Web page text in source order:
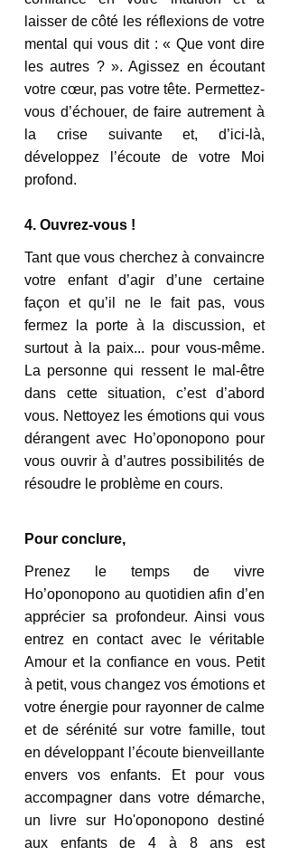
laisser de côté les réflexions de votre
mental qui vous dit : « Que vont dire
les autres ? ». Agissez en écoutant
votre cœur, pas votre tête. Permettez-
vous d’échouer, de faire autrement à
la crise suivante et, d’ici-là,
développez l’écoute de votre Moi
profond.
4. Ouvrez-vous !
Tant que vous cherchez à convaincre
votre enfant d’agir d’une certaine
façon et qu’il ne le fait pas, vous
fermez la porte à la discussion, et
surtout à la paix... pour vous-même.
La personne qui ressent le mal-être
dans cette situation, c’est d’abord
vous. Nettoyez les émotions qui vous
dérangent avec Ho’oponopono pour
vous ouvrir à d’autres possibilités de
résoudre le problème en cours.
Pour conclure,
Prenez le temps de vivre
Ho’oponopono au quotidien afin d’en
apprécier sa profondeur. Ainsi vous
entrez en contact avec le véritable
Amour et la confiance en vous. Petit
à petit, vous changez vos émotions et
votre énergie pour rayonner de calme
et de sérénité sur votre famille, tout
en développant l’écoute bienveillante
envers vos enfants. Et pour vous
accompagner dans votre démarche,
un livre sur Ho'oponopono destiné
aux enfants de 4 à 8 ans est